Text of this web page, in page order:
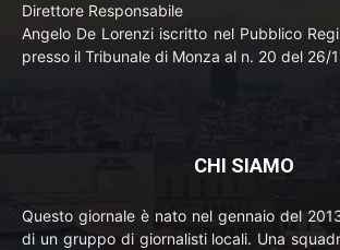
Direttore Responsabile
Angelo De Lorenzi iscritto nel Pubblico
presso il Tribunale di Monza al n. 20 del 26/
CHI SIAMO
Questo giornale è nato nel gennaio del
di un gruppo di giornalisti locali. Una